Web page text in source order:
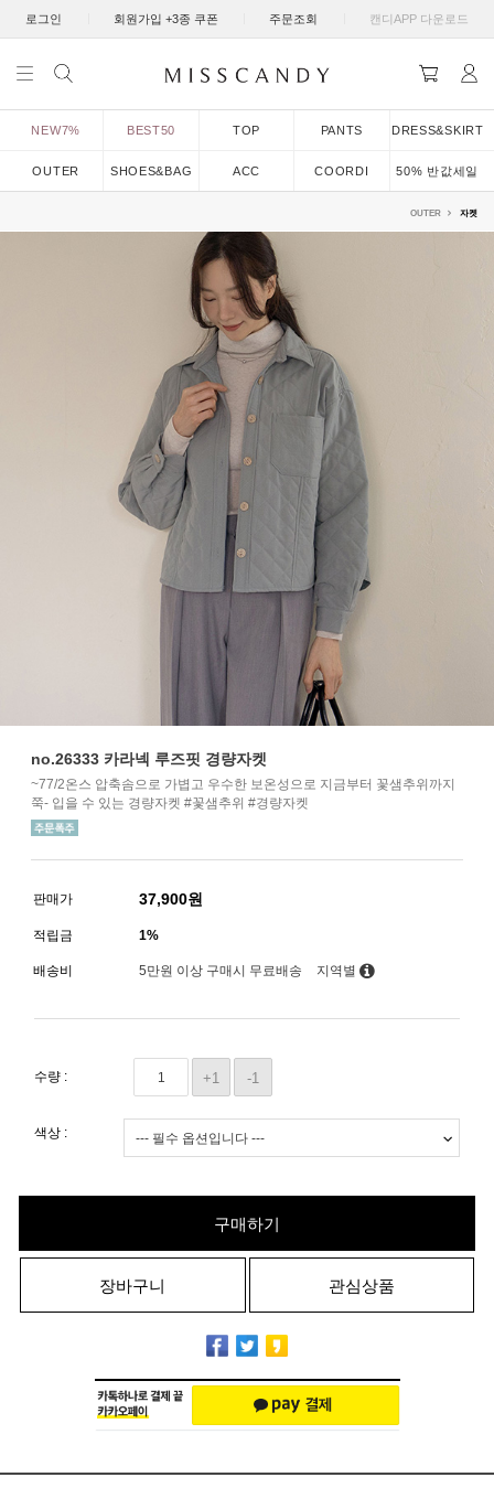
로그인 회원가입 +3종 쿠폰 주문조회 캔디APP 다운로드
NEW7% BEST50 TOP PANTS DRESS&SKIRT
OUTER SHOES&BAG ACC COORDI 50% 반값세일
OUTER 자켓
no.26333 카라넥 루즈핏 경량자켓
~77/2온스 압축솜으로 가볍고 우수한 보온성으로 지금부터 꽃샘추위까지
쭉- 입을 수 있는 경량자켓 #꽃샘추위 #경량자켓
판매가 37,900원
적립금 1%
배송비 5만원 이상 구매시 무료배송 지역별
수량 : +1 -1
색상 :
구매하기
장바구니 관심상품